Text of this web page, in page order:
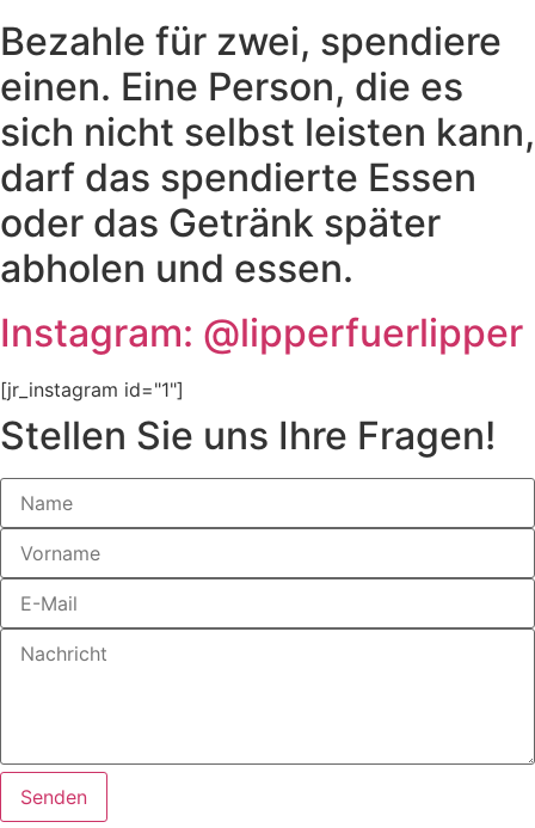
Bezahle für zwei, spendiere
einen. Eine Person, die es
sich nicht selbst leisten kann,
darf das spendierte Essen
oder das Getränk später
abholen und essen.
Instagram: @lipperfuerlipper
[jr_instagram id="1"]
Stellen Sie uns Ihre Fragen!
Senden